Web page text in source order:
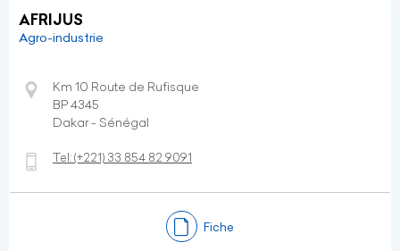
AFRIJUS
Agro-industrie
Km 10 Route de Rufisque
BP 4345
Dakar - Sénégal
Tel:(+221) 33 854 82 9091
Fiche